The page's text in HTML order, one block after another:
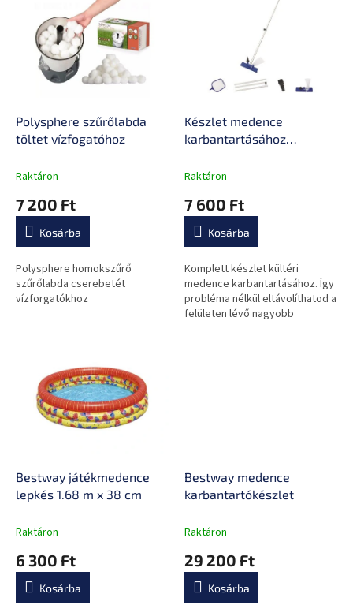
Polysphere szűrőlabda
töltet vízfogatóhoz
Raktáron
7 200 Ft
Kosárba
Polysphere homokszűrő
szűrőlabda cserebetét
vízforgatókhoz
Készlet medence
karbantartásához
Raktáron
7 600 Ft
Kosárba
Komplett készlet kültéri
medence karbantartásához. Így
probléma nélkül eltávolíthatod a
felületen lévő nagyobb
szennyeződéseket, valamint az
Bestway játékmedence
lepkés 1.68 m x 38 cm
Raktáron
6 300 Ft
Kosárba
Bestway medence
karbantartókészlet
Raktáron
29 200 Ft
Kosárba